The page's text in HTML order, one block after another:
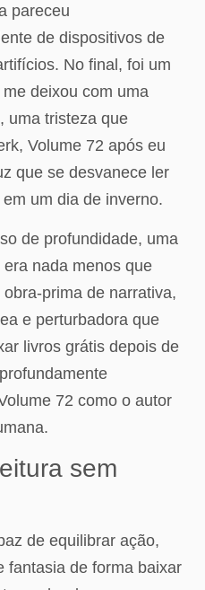
pareceu
de dispositivos de
No final, foi um
deixou com uma
uma tristeza que
Volume 72 após eu
que se desvanece ler
um dia de inverno.
de profundidade, uma
nada menos que
prima de narrativa,
e perturbadora que
livros grátis depois de
72 como o autor
sem
de equilibrar ação,
fantasia de forma baixar